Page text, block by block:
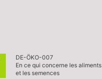
DE-ÖKO-007
En ce qui concerne les aliments
et les semences